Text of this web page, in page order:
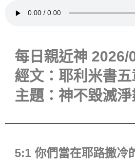
每日親近神 2026/
經文：耶利米書
主題：神不毀滅
5:1 你們當在耶路撒冷